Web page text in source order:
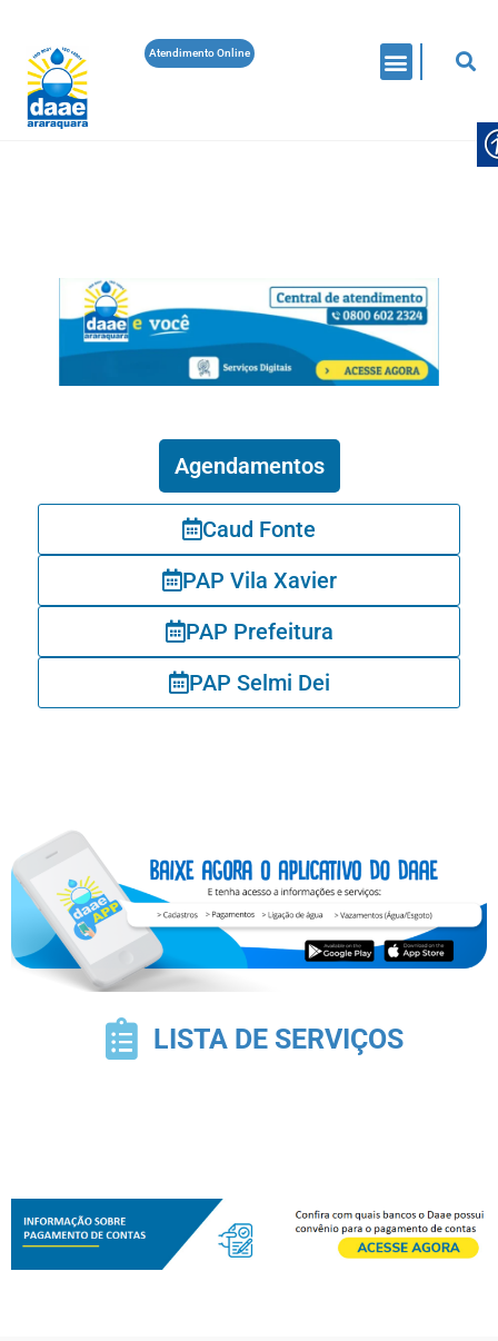
Atendimento Online
COMUNICADOS EDITAIS CONSELHO MUNICIPAL DE SANEAMENTO BÁSICO ELEIÇÃO
ELEIÇÃO DOS REPRESENTANTES NO
CONSELHO MUNICIPAL DE
Agendamentos
Caud Fonte
PAP Vila Xavier
PAP Prefeitura
PAP Selmi Dei
LISTA DE SERVIÇOS